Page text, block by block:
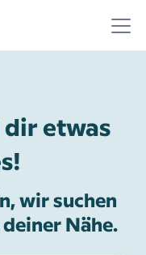
dir etwas
wir suchen
Nähe.